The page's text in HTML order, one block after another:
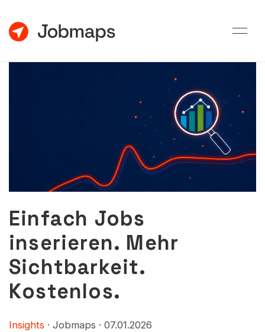
Einfach Jobs
inserieren. Mehr
Sichtbarkeit.
Kostenlos.
Insights · Jobmaps · 07.01.2026